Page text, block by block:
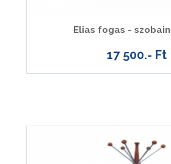
Elias fogas -
17 500.- Ft